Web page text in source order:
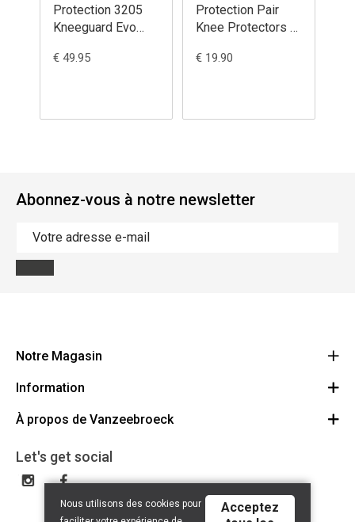
Protection 3205
Kneeguard Evo
€ 49.95
Protection Pair
Knee Protectors A
€ 19.90
Abonnez-vous à notre newsletter
Notre Magasin
Vanzeebroeck Motors
1600 Sint-Pieters-Leeuw
023316022
Information
Annulation Commande
Conditions générales
Privacy policy
À propos de Vanzeebroeck
Cheque Cadeau
Échange et Retours
Let's get social
Nous utilisons des cookies pour
Acceptez